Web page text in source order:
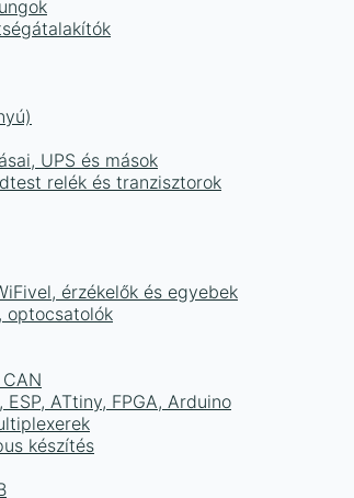
UPS és mások
relék és tranzisztorok
érzékelők és egyebek
optocsatolók
ESP, ATtiny, FPGA, Arduino
készítés